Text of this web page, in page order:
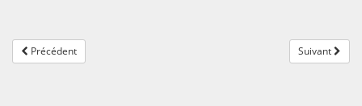
Précédent Suivant